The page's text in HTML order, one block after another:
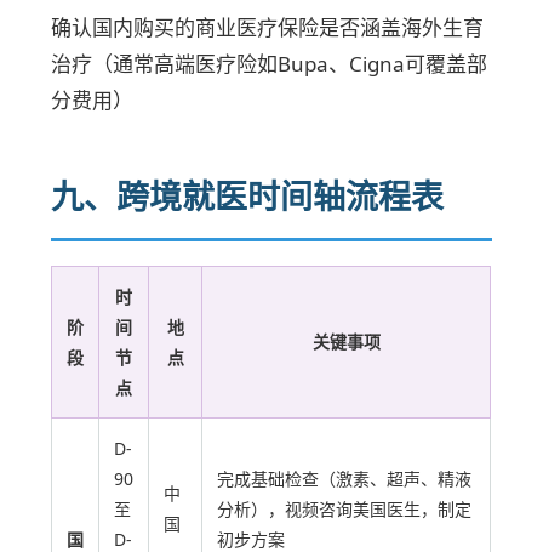
确认国内购买的商业医疗保险是否涵盖海外生育
治疗（通常高端医疗险如Bupa、Cigna可覆盖部
分费用）
九、跨境就医时间轴流程表
阶
段
时
间
节
点
地
点
关键事项
国
D-
90
至
D-
中
国
完成基础检查（激素、超声、精液
分析），视频咨询美国医生，制定
初步方案